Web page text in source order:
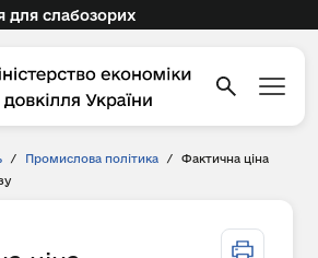
для слабозорих
/ Промислова політика /
Фактична ціна